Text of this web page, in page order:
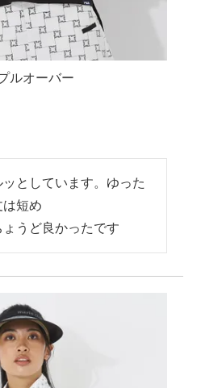
ルオーバー
としています。ゆった
短め
うど良かったです